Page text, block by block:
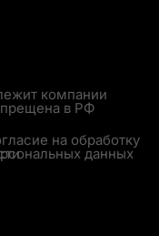
компании
в РФ
на обработку
данных